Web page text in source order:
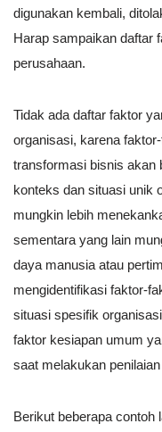
digunakan kembali,
Harap sampaikan daftar
perusahaan.
Tidak ada daftar faktor
organisasi, karena
transformasi bisnis akan
konteks dan situasi unik
mungkin lebih
sementara yang lain
daya manusia atau
mengidentifikasi faktor-
situasi spesifik
faktor kesiapan umum
saat melakukan
Berikut beberapa contoh